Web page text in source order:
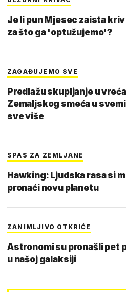
Je li pun Mjesec zaista
za što ga 'optužujemo'?
ZAGAĐUJEMO SVE
Predlažu skupljanje u
Zemaljskog smeća u
sve više
SPAS ZA ZEMLJANE
Hawking: Ljudska rasa si
pronaći novu planetu
ZANIMLJIVO OTKRIĆE
Astronomi su pronašli pet
u našoj galaksiji